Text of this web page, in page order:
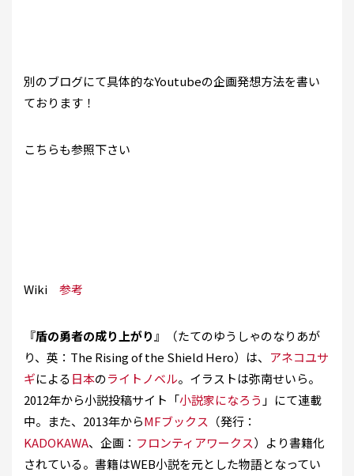
別のブログにて具体的なYoutubeの企画発想方法を書い
ております！
こちらも参照下さい
Wiki 参考
『盾の勇者の成り上がり』（たてのゆうしゃのなりあが
り、英：The Rising of the Shield Hero）は、 アネコユサ
ギによる日本のライトノベル。イラストは弥南せいら。
2012年から小説投稿サイト「小説家になろう 」にて連載
中。また、2013年からMFブックス （発行：
KADOKAWA、企画： フロンティアワークス）より書籍化
されている。書籍はWEB小説を元とした物語となってい